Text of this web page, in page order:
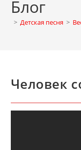
Блог
> Детская песня >
Человек